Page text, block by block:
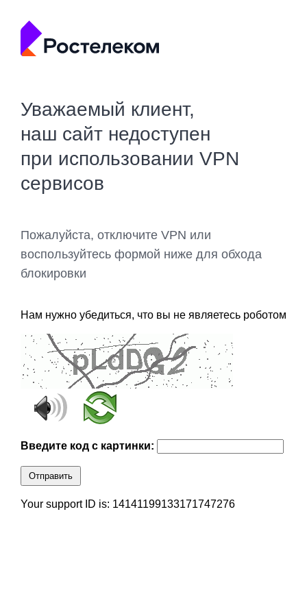
Уважаемый клиент,
наш сайт недоступен
при использовании VPN
сервисов
Пожалуйста, отключите VPN или
воспользуйтесь формой ниже для обхода
блокировки
Нам нужно убедиться, что вы не являетесь роботом
Введите код с картинки:
Отправить
Your support ID is: 14141199133171747276